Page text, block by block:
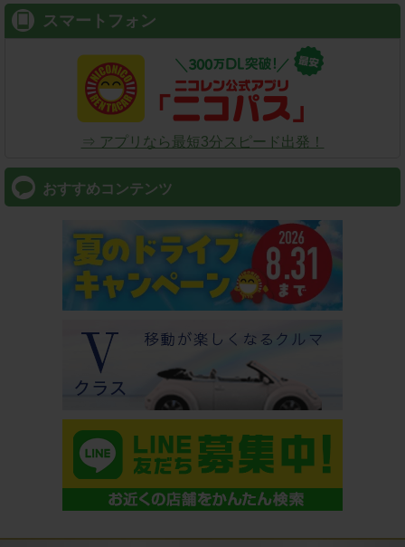
スマートフォン
⇒ アプリなら最短3分スピード出発！
おすすめコンテンツ